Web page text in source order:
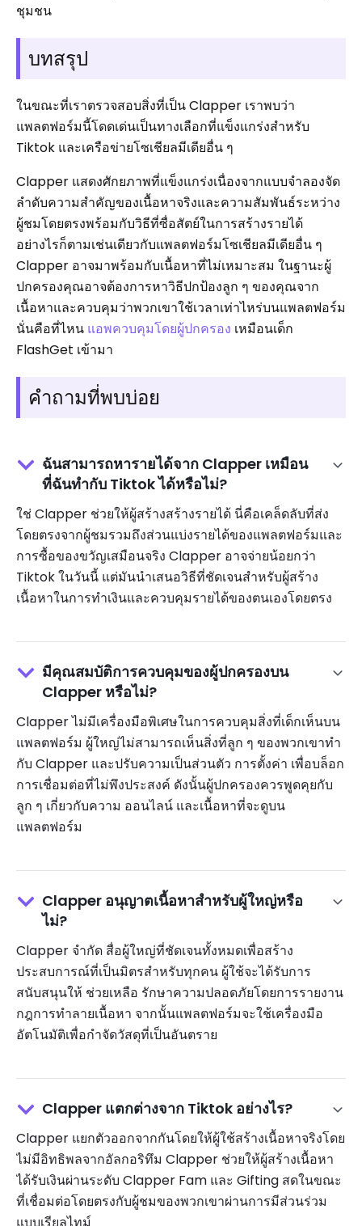
ชุมชน
บทสรุป
ในขณะที่เราตรวจสอบสิ่งที่เป็น Clapper เราพบว่า
แพลตฟอร์มนี้โดดเด่นเป็นทางเลือกที่แข็งแกร่งสำหรับ
Tiktok และเครือข่ายโซเชียลมีเดียอื่น ๆ
Clapper แสดงศักยภาพที่แข็งแกร่งเนื่องจากแบบจำลองจัด
ลำดับความสำคัญของเนื้อหาจริงและความสัมพันธ์ระหว่าง
ผู้ชมโดยตรงพร้อมกับวิธีที่ซื่อสัตย์ในการสร้างรายได้
อย่างไรก็ตามเช่นเดียวกับแพลตฟอร์มโซเชียลมีเดียอื่น ๆ
Clapper อาจมาพร้อมกับเนื้อหาที่ไม่เหมาะสม ในฐานะผู้
ปกครองคุณอาจต้องการหาวิธีปกป้องลูก ๆ ของคุณจาก
เนื้อหาและควบคุมว่าพวกเขาใช้เวลาเท่าไหร่บนแพลตฟอร์ม
นั่นคือที่ไหน แอพควบคุมโดยผู้ปกครอง เหมือนเด็ก
FlashGet เข้ามา
คำถามที่พบบ่อย
ฉันสามารถหารายได้จาก Clapper เหมือน
ที่ฉันทำกับ Tiktok ได้หรือไม่?
ใช่ Clapper ช่วยให้ผู้สร้างสร้างรายได้ นี่คือเคล็ดลับที่ส่ง
โดยตรงจากผู้ชมรวมถึงส่วนแบ่งรายได้ของแพลตฟอร์มและ
การซื้อของขวัญเสมือนจริง Clapper อาจจ่ายน้อยกว่า
Tiktok ในวันนี้ แต่มันนำเสนอวิธีที่ชัดเจนสำหรับผู้สร้าง
เนื้อหาในการทำเงินและควบคุมรายได้ของตนเองโดยตรง
มีคุณสมบัติการควบคุมของผู้ปกครองบน ​​
Clapper หรือไม่?
Clapper ไม่มีเครื่องมือพิเศษในการควบคุมสิ่งที่เด็กเห็นบน
แพลตฟอร์ม ผู้ใหญ่ไม่สามารถเห็นสิ่งที่ลูก ๆ ของพวกเขาทำ
กับ Clapper และปรับความเป็นส่วนตัว การตั้งค่า เพื่อบล็อก
การเชื่อมต่อที่ไม่พึงประสงค์ ดังนั้นผู้ปกครองควรพูดคุยกับ
ลูก ๆ เกี่ยวกับความ ออนไลน์ และเนื้อหาที่จะดูบน
แพลตฟอร์ม
Clapper อนุญาตเนื้อหาสำหรับผู้ใหญ่หรือ
ไม่?
Clapper จำกัด สื่อผู้ใหญ่ที่ชัดเจนทั้งหมดเพื่อสร้าง
ประสบการณ์ที่เป็นมิตรสำหรับทุกคน ผู้ใช้จะได้รับการ
สนับสนุนให้ ช่วยเหลือ รักษาความปลอดภัยโดยการรายงาน
กฎการทำลายเนื้อหา จากนั้นแพลตฟอร์มจะใช้เครื่องมือ
อัตโนมัติเพื่อกำจัดวัสดุที่เป็นอันตราย
Clapper แตกต่างจาก Tiktok อย่างไร?
Clapper แยกตัวออกจากกันโดยให้ผู้ใช้สร้างเนื้อหาจริงโดย
ไม่มีอิทธิพลจากอัลกอริทึม Clapper ช่วยให้ผู้สร้างเนื้อหา
ได้รับเงินผ่านระดับ Clapper Fam และ Gifting สดในขณะ
ที่เชื่อมต่อโดยตรงกับผู้ชมของพวกเขาผ่านการมีส่วนร่วม